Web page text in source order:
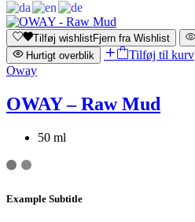
Tilføj wishlistFjern fra Wishlist
Hurtigt overblik
Tilføj til kurv
Oway
OWAY – Raw Mud
50 ml
Example Subtitle